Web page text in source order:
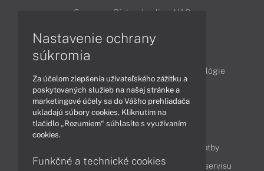
Servery
Diskové polia a NAS
Technológie
Videá
Obsah
Možnosti doručenia a platby
Podpora a servis
Servisné služby Cenník servisu
Nastavenie ochrany
súkromia
Za účelom zlepšenia užívateľského zážitku a
poskytovaných služieb na našej stránke a
marketingové účely sa do Vášho prehliadača
ukladajú súbory cookies. Kliknutím na
tlačidlo „Rozumiem“ súhlasíte s využívaním
cookies.
Funkčné a technické cookies